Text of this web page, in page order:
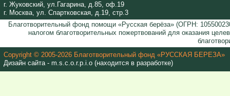
г. Жуковский, ул.Гагарина, д.85, оф.19
г. Москва, ул. Спартковская, д.19, стр.3
Благотворительный фонд помощи «Русская берёза» (ОГРН:
налогом благотворительных пожертвований для оказания
Copyright © 2005-2026 Благотворительный фонд «РУССКАЯ БЕРЕЗА»
Дизайн сайта - m.s.c.o.r.p.i.o (находится в разработке)